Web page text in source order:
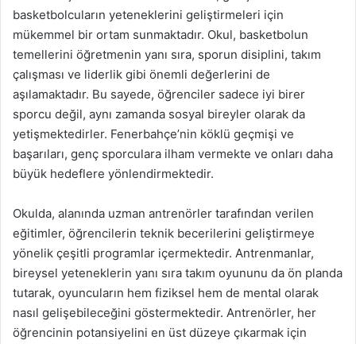
basketbolcuların yeteneklerini geliştirmeleri için
mükemmel bir ortam sunmaktadır. Okul, basketbolun
temellerini öğretmenin yanı sıra, sporun disiplini, takım
çalışması ve liderlik gibi önemli değerlerini de
aşılamaktadır. Bu sayede, öğrenciler sadece iyi birer
sporcu değil, aynı zamanda sosyal bireyler olarak da
yetişmektedirler. Fenerbahçe’nin köklü geçmişi ve
başarıları, genç sporculara ilham vermekte ve onları daha
büyük hedeflere yönlendirmektedir.
Okulda, alanında uzman antrenörler tarafından verilen
eğitimler, öğrencilerin teknik becerilerini geliştirmeye
yönelik çeşitli programlar içermektedir. Antrenmanlar,
bireysel yeteneklerin yanı sıra takım oyununu da ön planda
tutarak, oyuncuların hem fiziksel hem de mental olarak
nasıl gelişebileceğini göstermektedir. Antrenörler, her
öğrencinin potansiyelini en üst düzeye çıkarmak için